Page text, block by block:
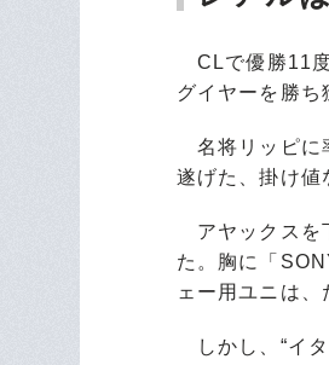
CLで優勝11度
グイヤーを勝ち
名将リッピに
遂げた、掛け値
アヤックスを
た。胸に「
ェー用ユニは、
しかし、“イタ